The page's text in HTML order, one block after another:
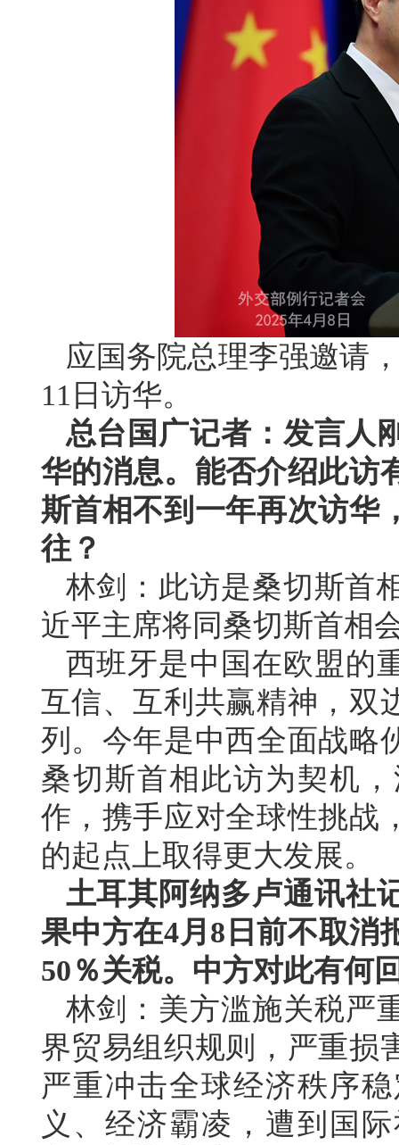
应国务院总理李强邀请
11日访华。
总台国广记者：发言人
华的消息。能否介绍此访
斯首相不到一年再次访华
往？
林剑：此访是桑切斯首
近平主席将同桑切斯首相
西班牙是中国在欧盟的
互信、互利共赢精神，双
列。今年是中西全面战略
桑切斯首相此访为契机
作，携手应对全球性挑战
的起点上取得更大发展。
土耳其阿纳多卢通讯社
果中方在4月8日前不取消
50％关税。中方对此有何
林剑：美方滥施关税严
界贸易组织规则，严重损
严重冲击全球经济秩序
义、经济霸凌，遭到国